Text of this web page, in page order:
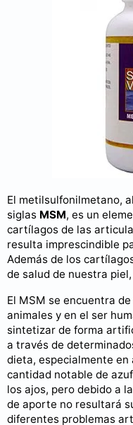
El metilsulfonilmetano,
siglas MSM, es un
cartílagos de las
resulta imprescindible
Además de los
de salud de nuestra
El MSM se encuentra
animales y en el ser
sintetizar de forma
a través de
dieta, especialmente en
cantidad notable de
los ajos, pero debido a
de aporte no resultará
diferentes problemas